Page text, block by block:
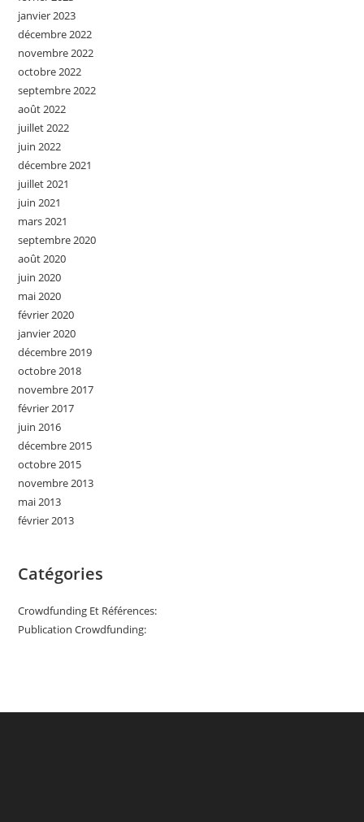
janvier 2023
décembre 2022
novembre 2022
octobre 2022
septembre 2022
août 2022
juillet 2022
juin 2022
décembre 2021
juillet 2021
juin 2021
mars 2021
septembre 2020
août 2020
juin 2020
mai 2020
février 2020
janvier 2020
décembre 2019
octobre 2018
novembre 2017
février 2017
juin 2016
décembre 2015
octobre 2015
novembre 2013
mai 2013
février 2013
Catégories
Crowdfunding Et Références:
Publication Crowdfunding: